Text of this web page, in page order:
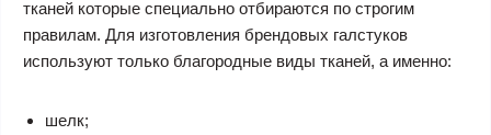
тканей которые специально отбираются по строгим
правилам. Для изготовления брендовых галстуков
используют только благородные виды тканей, а именно:
шелк;